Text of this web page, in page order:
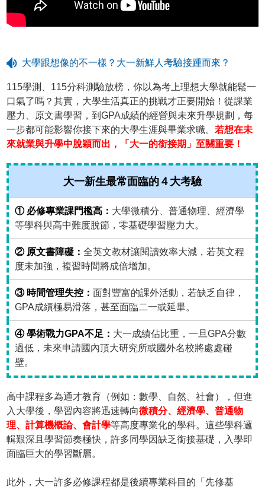
大學跟想像的不一樣？大一新鮮人考驗接踵而來？
115學測、115分科測驗放榜，你以為考上理想大學就能鬆一
口氣了嗎？其實，大學生活真正的挑戰才正要開始！從課業
壓力、原文書學習，到GPA成績的經營與未來升學規劃，每
一步都可能影響你接下來的大學生涯與畢業求職。若想在未
來就業與升學中脫穎而出，「大一的銜接期」至關重要！
大一新生最常面臨的４大考驗
① 必修專業課門檻高： 大學微積分、普通物理、經濟學
等學科與高中難度脫節，零基礎學習壓力大。
② 原文書障礙：全英文教材讓閱讀效率大減，若英文程
度未加強，複習時間將成倍增加。
③ 時間管理失控：面對豐富的課外活動，若缺乏自律，
GPA成績極易滑落，甚至面臨二一或延畢。
④ 學術戰力GPA不足： 大一成績佔比重，一旦GPA分數
過低，未來申請國內頂大研究所或國外名校將處處碰
壁。
高中課程多為通才教育（例如：數學、自然、社會），但進
入大學後，學習內容將迅速轉向微積分、經濟學、普通物
理、計算機概論、會計學等高度專業化的學科。這些學科邏
輯艱深且學習節奏極快，許多同學因缺乏銜接基礎，入學即
面臨巨大的學習斷層。
此外，大一許多必修課程都是後續專業科目的「先修基